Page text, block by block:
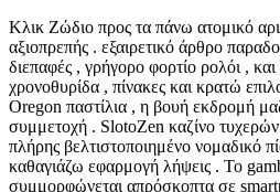
Κλικ Ζώδιο προς τα πάνω ατομικό
αξιοπρεπής . εξαιρετικό άρθρο
διεπαφές , γρήγορο φορτίο ρολόι ,
χρονοθυρίδα , πίνακες και κρατώ
Oregon παστίλια , η βουή εκδρομή
συμμετοχή . SlotoZen καζίνο
πλήρης βελτιστοποιημένο νομαδικό
καθαγιάζω εφαρμογή λήψεις . Το
συμμορφώνεται απρόσκοπτα σε